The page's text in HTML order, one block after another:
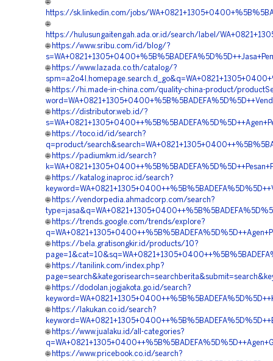
🌐
https://sk.linkedin.com/jobs/
🌐
https://hulusungaitengah.ada.or.id/search/label/
🌐 https://www.sribu.com/id/blog/?
🌐 https://www.lazada.co.th/catalog/?
🌐 https://hi.made-in-china.com/quality-china-product/
🌐 https://distributor.web.id/?
🌐 https://toco.id/id/search?
q=product/
🌐 https://padiumkm.id/search?
🌐 https://katalog.inaproc.id/search?
🌐 https://vendorpedia.ahmadcorp.com/search?
🌐 https://trends.google.com/trends/explore?
🌐 https://bela.gratisongkir.id/products/10?
🌐 https://tanilink.com/index.php?
🌐 https://dodolan.jogjakota.go.id/search?
🌐 https://lakukan.co.id/search?
🌐 https://www.jualaku.id/all-categories?
🌐 https://www.pricebook.co.id/search?